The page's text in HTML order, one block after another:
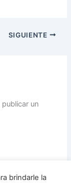
SIGUIENTE
publicar un
brindarle la